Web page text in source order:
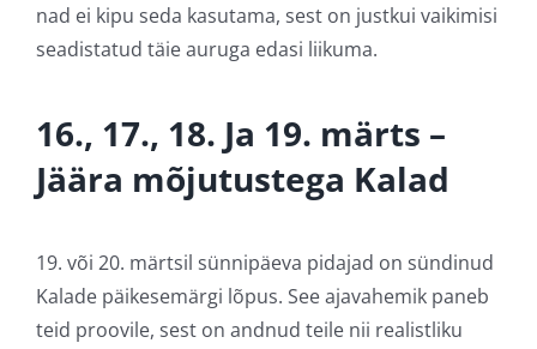
nad ei kipu seda kasutama, sest on justkui vaikimisi
seadistatud täie auruga edasi liikuma.
16., 17., 18. Ja 19. märts –
Jäära mõjutustega Kalad
19. või 20. märtsil sünnipäeva pidajad on sündinud
Kalade päikesemärgi lõpus. See ajavahemik paneb
teid proovile, sest on andnud teile nii realistliku